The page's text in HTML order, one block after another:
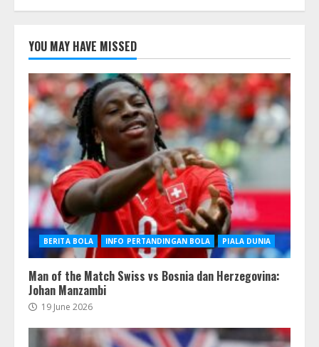
YOU MAY HAVE MISSED
BERITA BOLA INFO PERTANDINGAN BOLA PIALA DUNIA
Man of the Match Swiss vs Bosnia dan Herzegovina:
Johan Manzambi
19 June 2026